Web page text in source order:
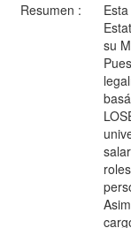
Resumen :
su